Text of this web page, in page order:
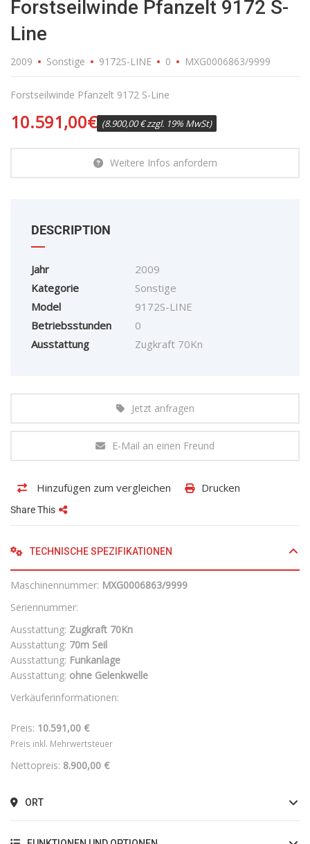
Forstseilwinde Pfanzelt 9172 S-
Line
2009 Sonstige 9172S-LINE 0 MXG0006863/9999
Forstseilwinde Pfanzelt 9172 S-Line
10.591,00€ (8.900,00 € zzgl. 19% MwSt)
Weitere Infos anfordern
DESCRIPTION
Jahr
2009
Kategorie
Sonstige
Model
9172S-LINE
Betriebsstunden
0
Ausstattung
Zugkraft 70Kn
Jetzt anfragen
E-Mail an einen Freund
Hinzufügen zum vergleichen Drucken
Share This
TECHNISCHE SPEZIFIKATIONEN
Maschinennummer: MXG0006863/9999
Seriennummer:
Ausstattung: Zugkraft 70Kn
Ausstattung: 70m Seil
Ausstattung: Funkanlage
Ausstattung: ohne Gelenkwelle
Verkäuferinformationen:
Preis: 10.591,00 €
Preis inkl. Mehrwertsteuer
Nettopreis: 8.900,00 €
ORT